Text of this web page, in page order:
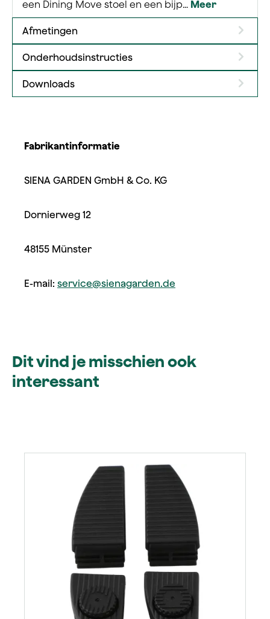
een Dining Move stoel en een bijp… Meer
Afmetingen
Onderhoudsinstructies
Downloads
Fabrikantinformatie
SIENA GARDEN GmbH & Co. KG
Dornierweg 12
48155 Münster
E-mail: service@sienagarden.de
Dit vind je misschien ook
interessant